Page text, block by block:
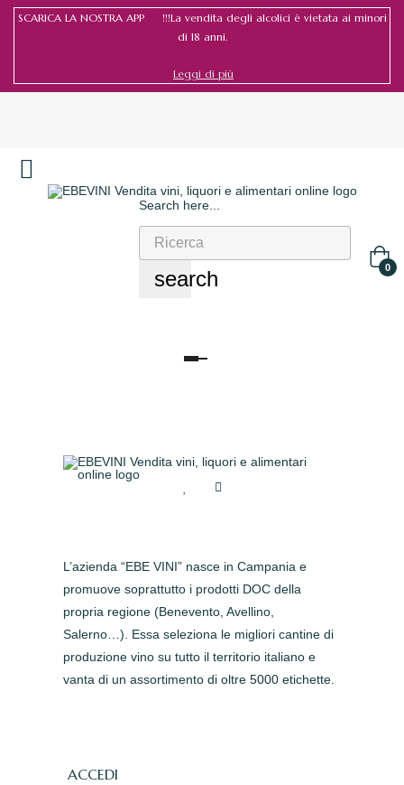
SCARICA LA NOSTRA APP !!!La vendita degli alcolici è vietata ai minori
di 18 anni.
Leggi di più
Search here...
search 0
navigazione
L’azienda “EBE VINI” nasce in Campania e
promuove soprattutto i prodotti DOC della
propria regione (Benevento, Avellino,
Salerno…). Essa seleziona le migliori cantine di
produzione vino su tutto il territorio italiano e
vanta di un assortimento di oltre 5000 etichette.
ACCEDI